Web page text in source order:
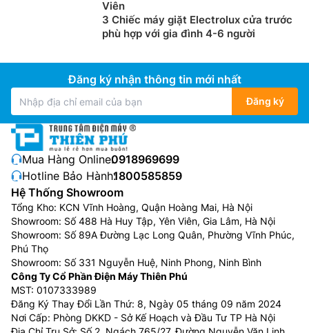
Viên
3 Chiếc máy giặt Electrolux cửa trước
phù hợp với gia đình 4-6 người
Đăng ký nhận thông tin mới nhất
Đăng ký
Mua Hàng Online:0918969699
Hotline Bảo Hành:1800585859
Hệ Thống Showroom
Tổng Kho: KCN Vĩnh Hoàng, Quận Hoàng Mai, Hà Nội
Showroom: Số 488 Hà Huy Tập, Yên Viên, Gia Lâm, Hà Nội
Showroom: Số 89A Đường Lạc Long Quân, Phường Vĩnh Phúc,
Phú Thọ
Showroom: Số 331 Nguyễn Huệ, Ninh Phong, Ninh Bình
Công Ty Cổ Phần Điện Máy Thiên Phú
MST: 0107333989
Đăng Ký Thay Đổi Lần Thứ: 8, Ngày 05 tháng 09 năm 2024
Nơi Cấp: Phòng DKKD - Sở Kế Hoạch và Đầu Tư TP Hà Nội